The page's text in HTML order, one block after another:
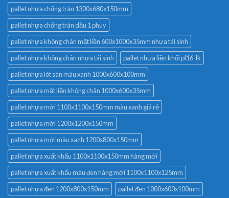
pallet nhựa chống tràn 1300x680x150mm
pallet nhựa chống tràn dầu 1 phuy
pallet nhựa không chân mặt liền 600x1000x35mm nhựa tái sinh
pallet nhựa không chân nhựa tái sinh
pallet nhựa liền khối pl16-lk
pallet nhựa lót sàn màu xanh 1000x600x100mm
pallet nhựa mặt liền không chân 1000x600x35mm
pallet nhựa mới 1100x1100x150mm màu xanh giá rẻ
pallet nhựa mới 1200x1200x150mm
pallet nhựa mới màu xanh 1200x800x150mm
pallet nhựa xuất khẩu 1100x1100x150mm hàng mới
pallet nhựa xuất khẩu màu đen hàng mới 1100x1100x125mm
pallet nhựa đen 1200x800x150mm
pallet đen 1000x600x100mm